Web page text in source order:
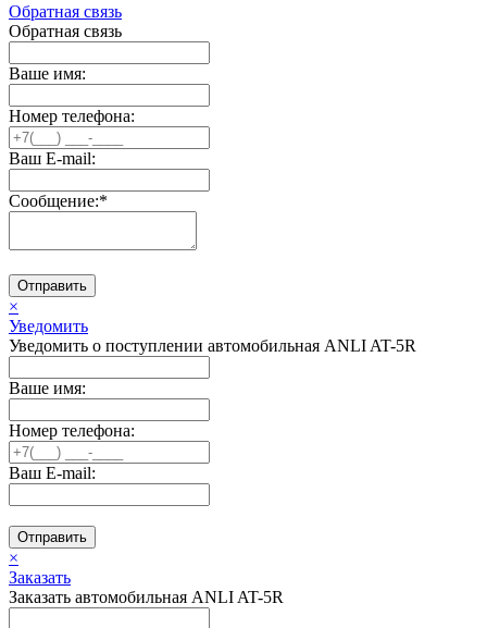
Обратная связь
Обратная связь
Ваше имя:
Номер телефона:
Ваш E-mail:
Сообщение:*
Отправить
×
Уведомить
Уведомить о поступлении автомобильная ANLI AT-5R
Ваше имя:
Номер телефона:
Ваш E-mail:
Отправить
×
Заказать
Заказать автомобильная ANLI AT-5R